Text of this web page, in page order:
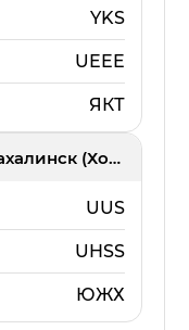
YKS
UEEE
ЯКТ
Южно-Сахалинск (Хомутово)
UUS
UHSS
ЮЖХ